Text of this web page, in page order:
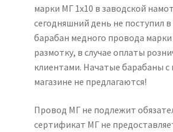
марки МГ 1х10 в заводской
сегодняшний день не поступил
барабан медного провода
размотку, в случае оплаты
клиентами. Начатые барабаны
магазине не предлагаются!
Провод МГ не подлежит
сертификат МГ не